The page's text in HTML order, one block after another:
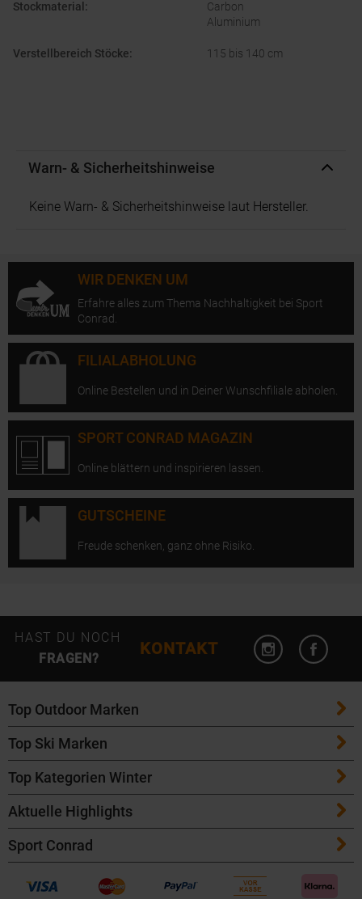
Stockmaterial :
Carbon
Aluminium
Verstellbereich Stöcke: 115 bis 140 cm
Warn- & Sicherheitshinweise
Keine Warn- & Sicherheitshinweise laut Hersteller.
WIR DENKEN UM
Erfahre alles zum Thema Nachhaltigkeit bei Sport
Conrad.
FILIALABHOLUNG
Online Bestellen und in Deiner Wunschfiliale abholen.
SPORT CONRAD MAGAZIN
Online blättern und inspirieren lassen.
GUTSCHEINE
Freude schenken, ganz ohne Risiko.
HAST DU NOCH
FRAGEN?
KONTAKT
Instagram
Top Outdoor Marken
Patagonia
Maloja
Salomon
Icebreaker
Garmin
Top Ski Marken
ATK Bindungen
K2 Ski
Völkl Ski
Fischer Ski
Top Kategorien Winter
Ski
Skitouren Ski
Langlaufski
Aktuelle Highlights
Maloja Fahrradbekleidung
Bike Helme von POC
Sport Conrad
Kontakt